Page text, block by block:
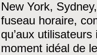
New York,
fuseau horaire,
qu’aux
moment idéal de